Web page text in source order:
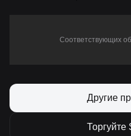
Соответствующих
Другие
Торгуйте